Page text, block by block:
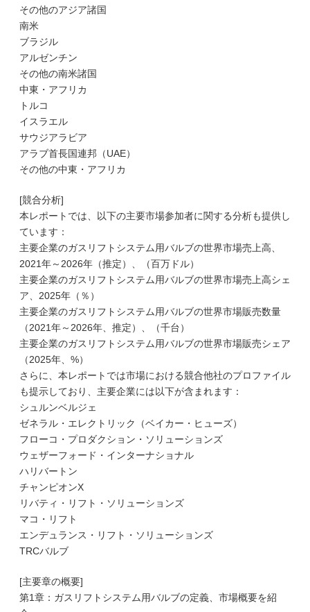
その他のアジア諸国
南米
ブラジル
アルゼンチン
その他の南米諸国
中東・アフリカ
トルコ
イスラエル
サウジアラビア
アラブ首長国連邦（UAE）
その他の中東・アフリカ
[競合分析]
本レポートでは、以下の主要市場参加者に関する分析も提供し
ています：
主要企業のガスリフトシステム用バルブの世界市場売上高、
2021年～2026年（推定）、（百万ドル）
主要企業のガスリフトシステム用バルブの世界市場売上高シェ
ア、2025年（％）
主要企業のガスリフトシステム用バルブの世界市場販売数量
（2021年～2026年、推定）、（千台）
主要企業のガスリフトシステム用バルブの世界市場販売シェア
（2025年、%）
さらに、本レポートでは市場における競合他社のプロファイル
も提示しており、主要企業には以下が含まれます：
シュルンベルジェ
ゼネラル・エレクトリック（ベイカー・ヒューズ）
フローコ・プロダクション・ソリューションズ
ウェザーフォード・インターナショナル
ハリバートン
チャンピオンX
リバティ・リフト・ソリューションズ
マコ・リフト
エンデュランス・リフト・ソリューションズ
TRCバルブ
[主要章の概要]
第1章：ガスリフトシステム用バルブの定義、市場概要を紹